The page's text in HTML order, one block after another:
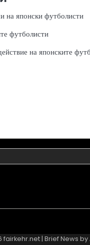
на японски футболисти
футболисти
на японските
Us
Us
Policy
Policy
and
fairkehr.net| Brief News by